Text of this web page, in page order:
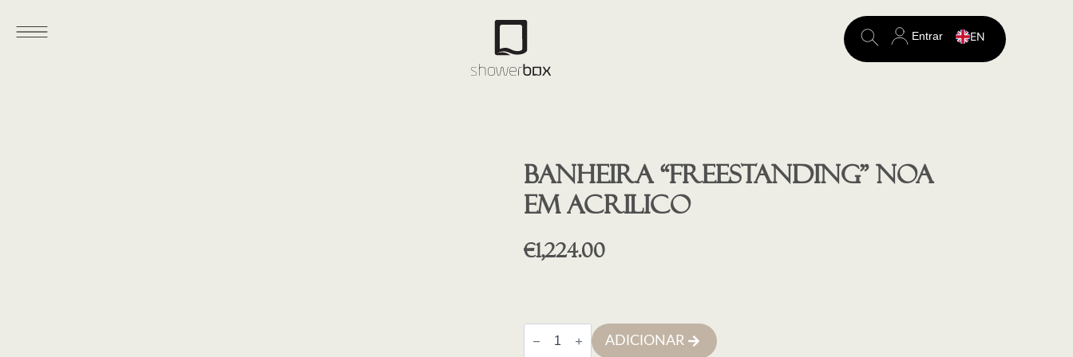
Search
Entrar EN
Banheira “freestanding” NOA
em acrilico
€1,224.00
Quantidade
de
Banheira
ADICIONAR